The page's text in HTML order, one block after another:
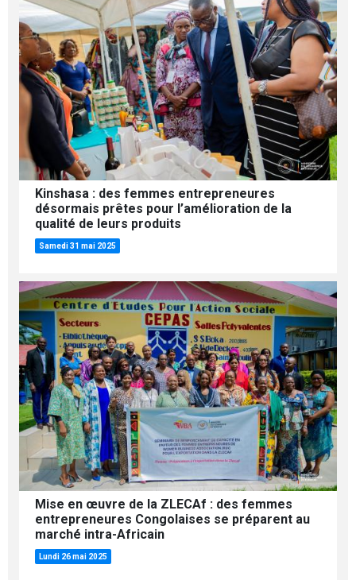
Kinshasa : des femmes entrepreneures
désormais prêtes pour l’amélioration de la
qualité de leurs produits
Samedi 31 mai 2025
Mise en œuvre de la ZLECAf : des femmes
entrepreneures Congolaises se préparent au
marché intra-Africain
Lundi 26 mai 2025